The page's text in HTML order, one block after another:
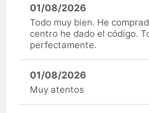
01/08/2026
Todo muy bien. He
centro he dado el código.
perfectamente.
01/08/2026
Muy atentos